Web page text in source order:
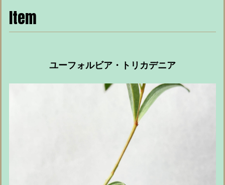
Item
ユーフォルビア・トリカデニア